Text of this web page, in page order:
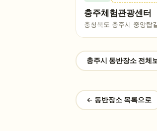
충주체험관광센터
충청북도 충주시 중앙탑
충주시 동반장소 전체
← 동반장소 목록으로